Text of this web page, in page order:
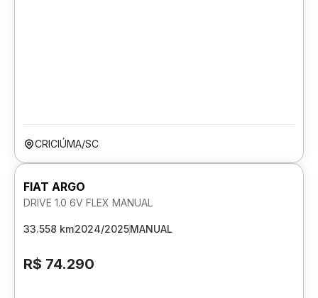
CRICIÚMA/SC
FIAT ARGO
DRIVE 1.0 6V FLEX MANUAL
33.558 km2024/2025MANUAL
R$ 74.290